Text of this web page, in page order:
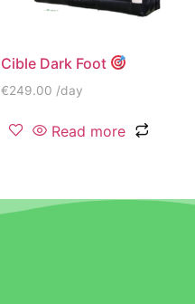
Cible Dark Foot
€249.00 /day
Read more